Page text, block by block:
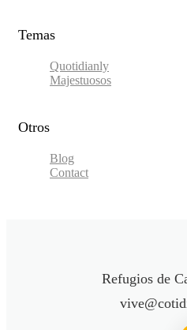
Temas
Quotidianly
Majestuosos
Otros
Blog
Contact
Refugios de